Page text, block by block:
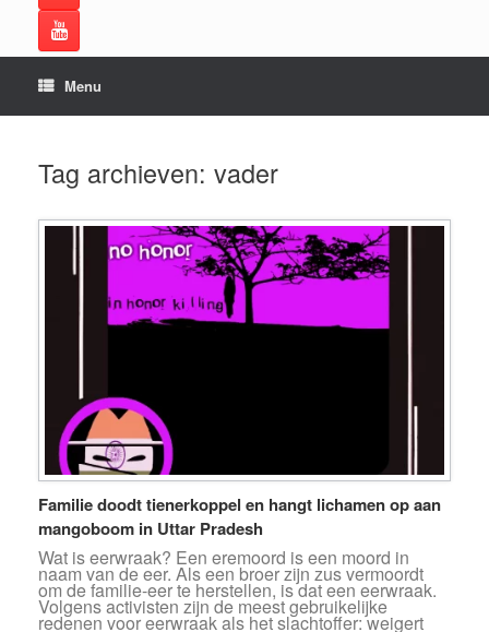
Menu
Tag archieven: vader
Familie doodt tienerkoppel en hangt lichamen op aan
mangoboom in Uttar Pradesh
Wat is eerwraak? Een eremoord is een moord in
naam van de eer. Als een broer zijn zus vermoordt
om de familie-eer te herstellen, is dat een eerwraak.
Volgens activisten zijn de meest gebruikelijke
redenen voor eerwraak als het slachtoffer: weigert